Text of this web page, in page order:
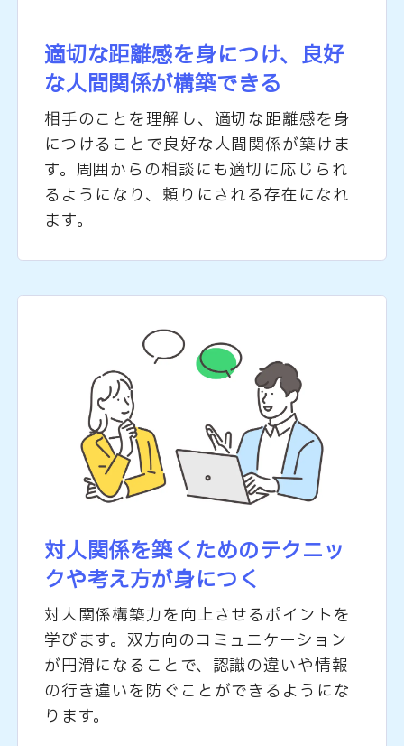
適切な距離感を身につけ、 良好
な人間関係が構築できる
相手のことを理解し、適切な距離感を身
につけることで良好な人間関係が築けま
す。周囲からの相談にも適切に応じられ
るようになり、頼りにされる存在になれ
ます。
対人関係を築くためのテクニッ
クや考え方が身につく
対人関係構築力を向上させるポイントを
学びます。双方向のコミュニケーション
が円滑になることで、認識の違いや情報
の行き違いを防ぐことができるようにな
ります。